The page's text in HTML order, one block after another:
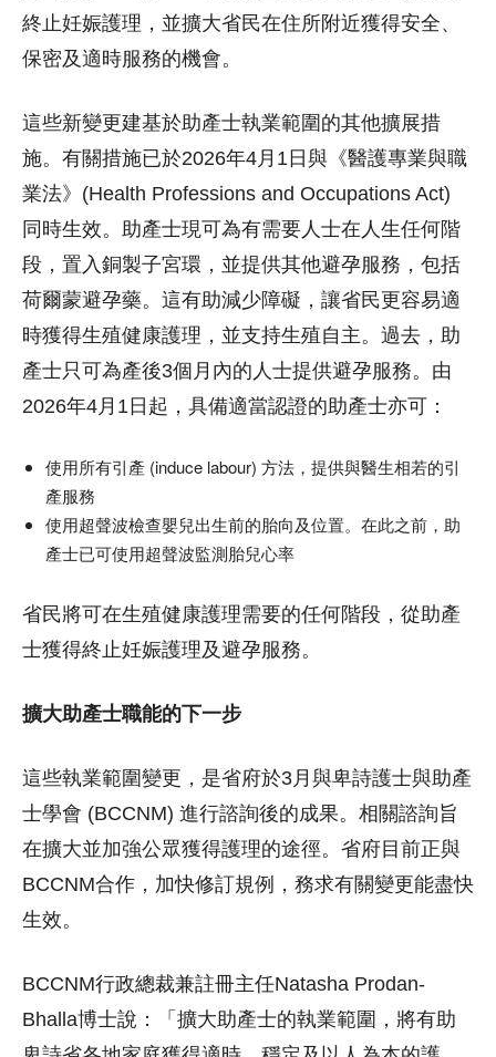
終止妊娠護理，並擴大省民在住所附近獲得安全、
保密及適時服務的機會。
這些新變更建基於助產士執業範圍的其他擴展措
施。有關措施已於2026年4月1日與《醫護專業與職
業法》(Health Professions and Occupations Act)
同時生效。助產士現可為有需要人士在人生任何階
段，置入銅製子宮環，並提供其他避孕服務，包括
荷爾蒙避孕藥。這有助減少障礙，讓省民更容易適
時獲得生殖健康護理，並支持生殖自主。過去，助
產士只可為產後3個月內的人士提供避孕服務。由
2026年4月1日起，具備適當認證的助產士亦可：
使用所有引產 (induce labour) 方法，提供與醫生相若的引
產服務
使用超聲波檢查嬰兒出生前的胎向及位置。在此之前，助
產士已可使用超聲波監測胎兒心率
省民將可在生殖健康護理需要的任何階段，從助產
士獲得終止妊娠護理及避孕服務。
擴大助產士職能的下一步
這些執業範圍變更，是省府於3月與卑詩護士與助產
士學會 (BCCNM) 進行諮詢後的成果。相關諮詢旨
在擴大並加強公眾獲得護理的途徑。省府目前正與
BCCNM合作，加快修訂規例，務求有關變更能盡快
生效。
BCCNM行政總裁兼註冊主任Natasha Prodan-
Bhalla博士說：「擴大助產士的執業範圍，將有助